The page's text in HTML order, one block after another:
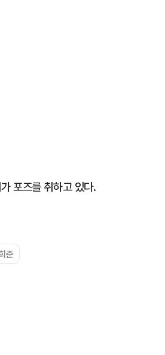
포즈를 취하고 있다.
준